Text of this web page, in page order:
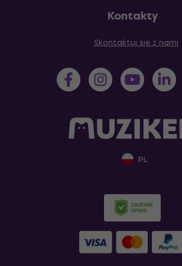
Kontakty
Skontaktuj się z nami
PL